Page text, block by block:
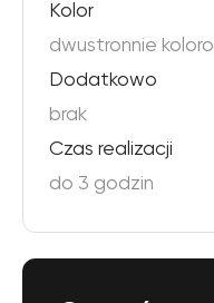
Kolor
dwustronnie
Dodatkowo
brak
Сzas realizacji
do 3 godzin